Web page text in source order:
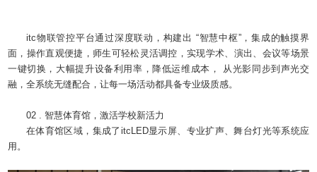
itc物联管控平台通过深度联动，构建出 “智慧中枢”，集成的触摸界
面，操作直观便捷，师生可轻松灵活调控，实现学术、演出、会议等场景
一键切换，大幅提升设备利用率，降低运维成本， 从光影同步到声光交
融，全系统无缝配合，让每一场活动都具备专业级质感。
02 . 智慧体育馆，激活学校新活力
在体育馆区域，集成了itcLED显示屏、专业扩声、舞台灯光等系统应
用。